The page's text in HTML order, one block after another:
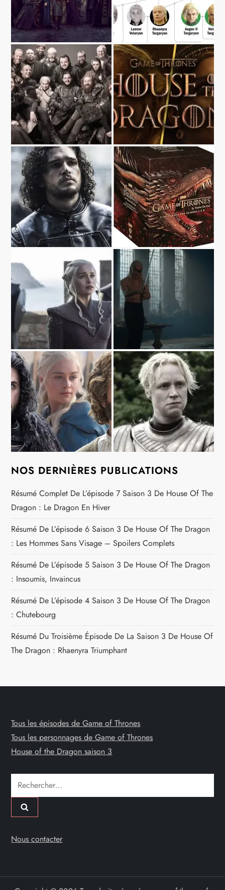
NOS DERNIÈRES PUBLICATIONS
Résumé Complet De L’épisode 7 Saison 3 De House Of The
Dragon : Le Dragon En Hiver
Résumé De L’épisode 6 Saison 3 De House Of The Dragon
: Les Hommes Sans Visage – Spoilers Complets
Résumé De L’épisode 5 Saison 3 De House Of The Dragon
: Insoumis, Invaincus
Résumé De L’épisode 4 Saison 3 De House Of The Dragon
: Chutebourg
Résumé Du Troisième Épisode De La Saison 3 De House Of
The Dragon : Rhaenyra Triumphant
Tous les épisodes de Game of Thrones
Tous les personnages de Game of Thrones
House of the Dragon saison 3
Rechercher :
Nous contacter